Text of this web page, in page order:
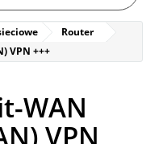
Router
VPN +++
WAN
VPN